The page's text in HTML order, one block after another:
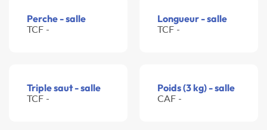
Perche - salle
TCF -
Longueur - salle
TCF -
Triple saut - salle
TCF -
Poids (3 kg) - salle
CAF -